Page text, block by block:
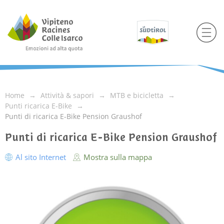
Home Attività & sapori
MTB e bicicletta
Punti ricarica E-Bike
Punti di ricarica E-Bike Pension Graushof
Punti di ricarica E-Bike Pension Graushof
Al sito Internet Mostra sulla mappa